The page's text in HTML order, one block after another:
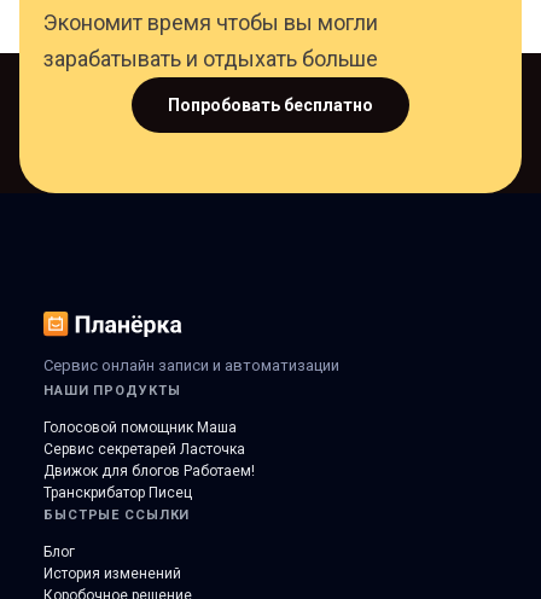
Экономит время чтобы вы могли
зарабатывать и отдыхать больше
Попробовать бесплатно
Сервис онлайн записи и автоматизации
НАШИ ПРОДУКТЫ
Голосовой помощник Маша
Сервис секретарей Ласточка
Движок для блогов Работаем!
Транскрибатор Писец
БЫСТРЫЕ ССЫЛКИ
Блог
История изменений